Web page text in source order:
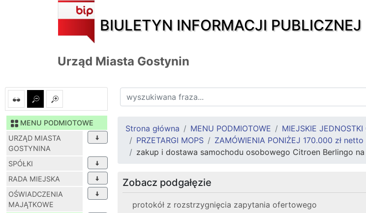
BIULETYN INFORMACJI PUBLICZNEJ
Urząd Miasta Gostynin
MENU PODMIOTOWE
URZĄD MIASTA
GOSTYNINA
SPÓŁKI
RADA MIEJSKA
OŚWIADCZENIA
MAJĄTKOWE
Strona główna MENU PODMIOTOWE MIEJSKIE
PRZETARGI MOPS
ZAMÓWIENIA PONIŻEJ 170.000 zł netto
zakup i dostawa samochodu osobowego Citroen Berlingo
Zobacz podgałęzie
protokół z rozstrzygnięcia zapytania ofertowego